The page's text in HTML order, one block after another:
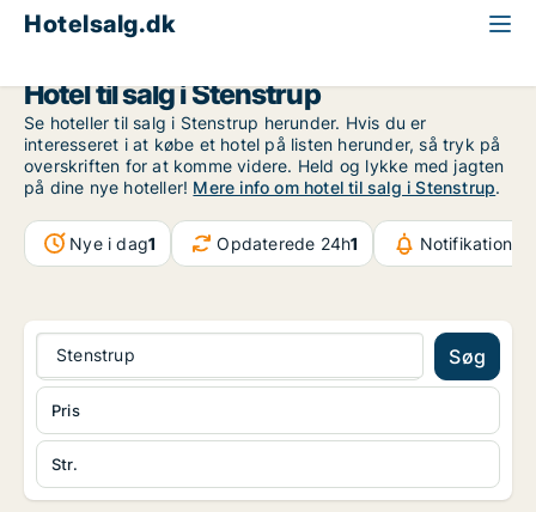
Hotelsalg.dk
Hotel til salg i Stenstrup
Se hoteller til salg i Stenstrup herunder. Hvis du er
interesseret i at købe et hotel på listen herunder, så tryk på
overskriften for at komme videre. Held og lykke med jagten
på dine nye hoteller! Mere info om hotel til salg i Stenstrup.
Nye i dag1 Opdaterede 24h1 Notifikationer
Stenstrup Søg
Str.
Pris